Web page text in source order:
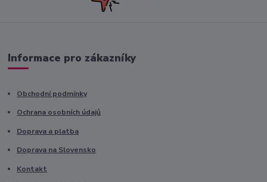
Informace pro zákazníky
Obchodní podmínky
Ochrana osobních údajů
Doprava a platba
Doprava na Slovensko
Kontakt